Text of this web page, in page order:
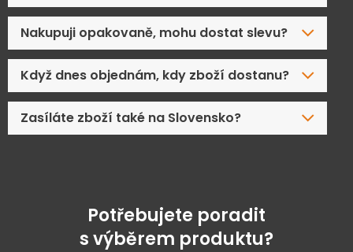
Nakupuji opakovaně, mohu dostat slevu?
Když dnes objednám, kdy zboží dostanu?
Zasíláte zboží také na Slovensko?
Potřebujete poradit
s výběrem produktu?